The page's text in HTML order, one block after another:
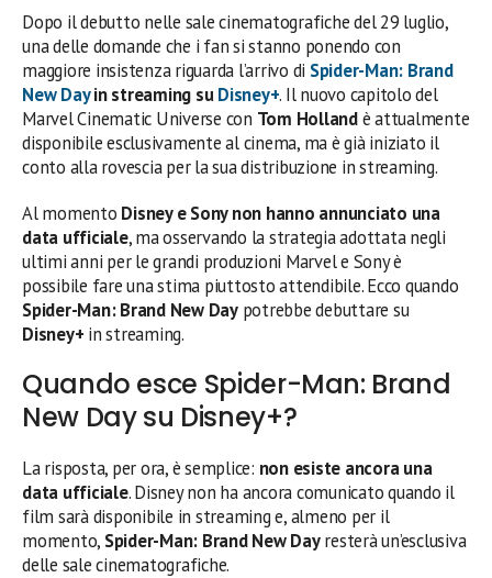
Dopo il debutto nelle sale cinematografiche del 29 luglio,
una delle domande che i fan si stanno ponendo con
maggiore insistenza riguarda l’arrivo di Spider-Man: Brand
New Dayin streaming suDisney+. Il nuovo capitolo del
Marvel Cinematic Universe con Tom Hollandè attualmente
disponibile esclusivamente al cinema, ma è già iniziato il
conto alla rovescia per la sua distribuzione in streaming.
Al momento Disney e Sony non hanno annunciato una
data ufficiale, ma osservando la strategia adottata negli
ultimi anni per le grandi produzioni Marvel e Sony è
possibile fare una stima piuttosto attendibile. Ecco quando
Spider-Man: Brand New Daypotrebbe debuttare su
Disney+ in streaming.
Quando esce Spider-Man: Brand
New Day su Disney+?
La risposta, per ora, è semplice: non esiste ancora una
data ufficiale. Disney non ha ancora comunicato quando il
film sarà disponibile in streaming e, almeno per il
momento, Spider-Man: Brand New Dayresterà un’esclusiva
delle sale cinematografiche.